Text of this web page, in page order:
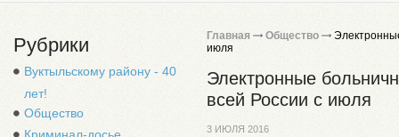
Рубрики
Вуктыльскому району - 40
лет!
Общество
Главная Общество
июля
Электронные
всей России с июля
3 ИЮЛЯ 2016